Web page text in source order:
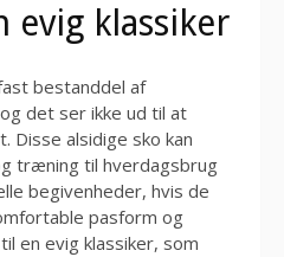
evig klassiker
bestanddel af
det ser ikke ud til at
Disse alsidige sko kan
træning til hverdagsbrug
begivenheder, hvis de
pasform og
en evig klassiker, som